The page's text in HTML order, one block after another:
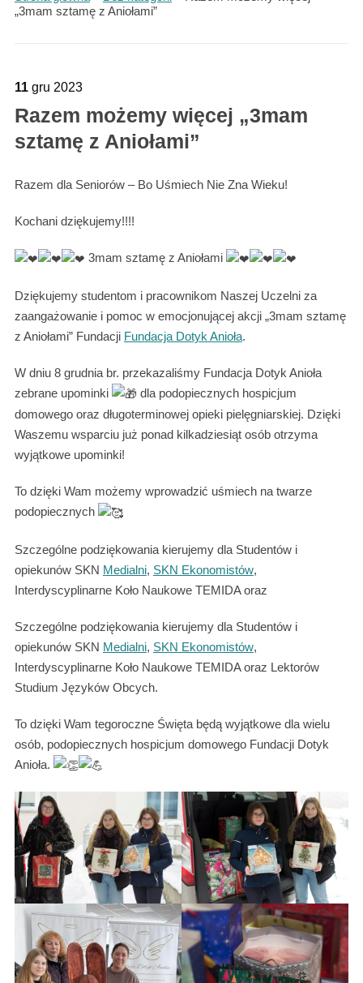
„3mam sztamę z Aniołami”
11 gru 2023
Razem możemy więcej „3mam
sztamę z Aniołami”
Razem dla Seniorów – Bo Uśmiech Nie Zna Wieku!
Kochani dziękujemy!!!!
3mam sztamę z Aniołami
Dziękujemy studentom i pracownikom Naszej Uczelni za
zaangażowanie i pomoc w emocjonującej akcji „3mam sztamę
z Aniołami” Fundacji Fundacja Dotyk Anioła.
W dniu 8 grudnia br. przekazaliśmy Fundacja Dotyk Anioła
zebrane upominki
dla podopiecznych hospicjum
domowego oraz długoterminowej opieki pielęgniarskiej. Dzięki
Waszemu wsparciu już ponad kilkadziesiąt osób otrzyma
wyjątkowe upominki!
To dzięki Wam możemy wprowadzić uśmiech na twarze
podopiecznych
Szczególne podziękowania kierujemy dla Studentów i
opiekunów SKN Medialni, SKN Ekonomistów,
Interdyscyplinarne Koło Naukowe TEMIDA oraz
Szczególne podziękowania kierujemy dla Studentów i
opiekunów SKN Medialni, SKN Ekonomistów,
Interdyscyplinarne Koło Naukowe TEMIDA oraz Lektorów
Studium Języków Obcych.
To dzięki Wam tegoroczne Święta będą wyjątkowe dla wielu
osób, podopiecznych hospicjum domowego Fundacji Dotyk
Anioła.